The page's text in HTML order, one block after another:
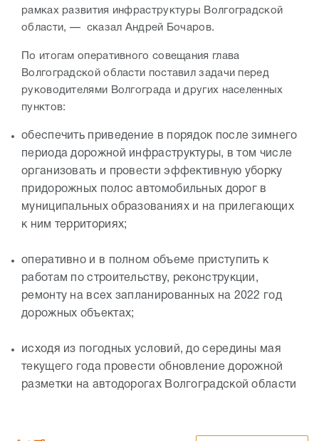
рамках развития инфраструктуры Волгоградской
области, — сказал Андрей Бочаров.
По итогам оперативного совещания глава
Волгоградской области поставил задачи перед
руководителями Волгограда и других населенных
пунктов:
обеспечить приведение в порядок после зимнего
периода дорожной инфраструктуры, в том числе
организовать и провести эффективную уборку
придорожных полос автомобильных дорог в
муниципальных образованиях и на прилегающих
к ним территориях;
оперативно и в полном объеме приступить к
работам по строительству, реконструкции,
ремонту на всех запланированных на 2022 год
дорожных объектах;
исходя из погодных условий, до середины мая
текущего года провести обновление дорожной
разметки на автодорогах Волгоградской области